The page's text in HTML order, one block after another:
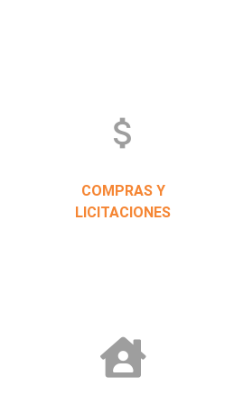
attach_money
COMPRAS Y
LICITACIONES